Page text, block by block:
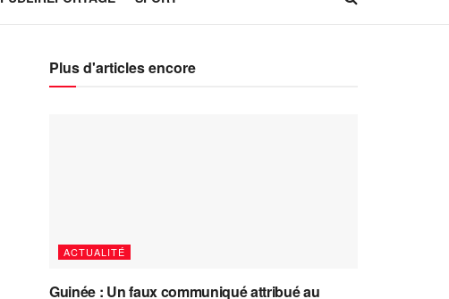
Plus d'articles encore
ACTUALITÉ
Guinée : Un faux communiqué attribué au